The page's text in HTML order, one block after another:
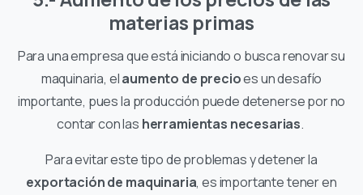
materias primas
Para una empresa que está iniciando o busca renovar su
maquinaria, elaumento de precioes un desafío
importante, pues la producción puede detenerse por no
contar con las herramientas necesarias.
Para evitar este tipo de problemas y detener la
exportación de maquinaria, es importante tener en